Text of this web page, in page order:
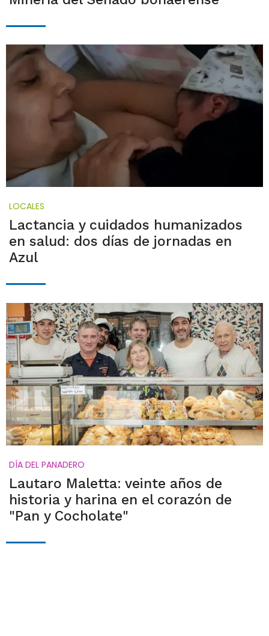
LOCALES
Lactancia y cuidados humanizados
en salud: dos días de jornadas en
Azul
DÍA DEL PANADERO
Lautaro Maletta: veinte años de
historia y harina en el corazón de
"Pan y Cocholate"